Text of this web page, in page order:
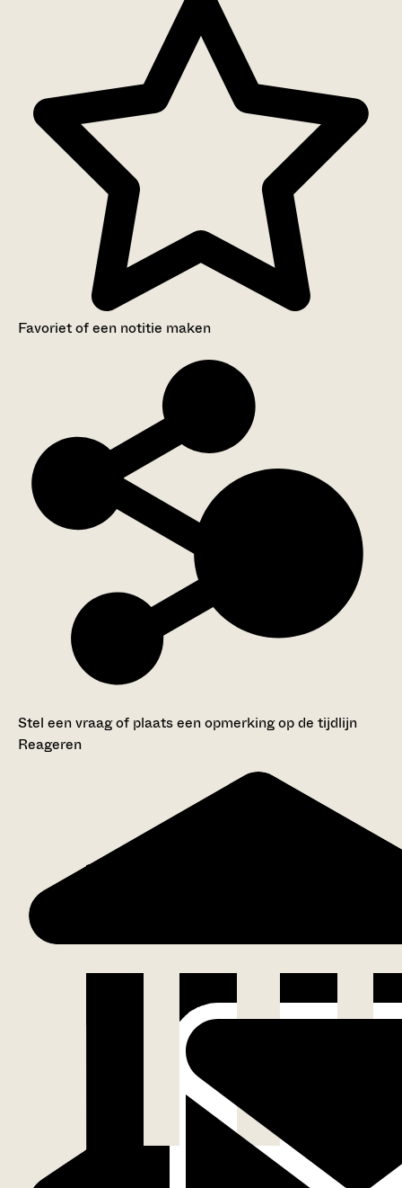
Favoriet of een notitie maken
Stel een vraag of plaats een opmerking op de tijdlijn
Reageren